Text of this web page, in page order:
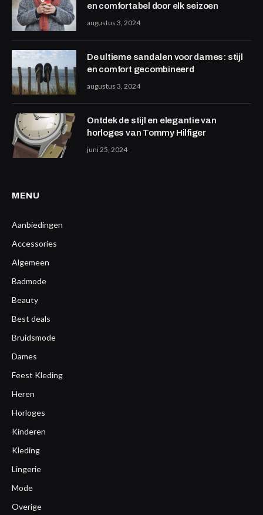
en comfortabel door elk seizoen
augustus 3, 2024
De ultieme sandalen voor dames: stijl
en comfort gecombineerd
augustus 3, 2024
Ontdek de stijl en elegantie van
horloges van Tommy Hilfiger
juni 25, 2024
MENU
Aanbiedingen
Accessories
Algemeen
Badmode
Beauty
Best deals
Bruidsmode
Dames
Feest Kleding
Heren
Horloges
Kinderen
Kleding
Lingerie
Mode
Overige